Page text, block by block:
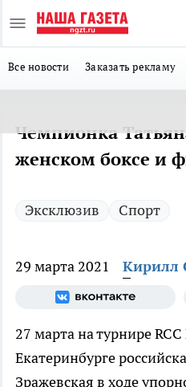
Все новости Заказать рекламу
Чемпионка
женском боксе и
Эксклюзив Спорт
29 марта 2021 Кирилл
27 марта на турнире
Екатеринбурге
Зражевская в ходе